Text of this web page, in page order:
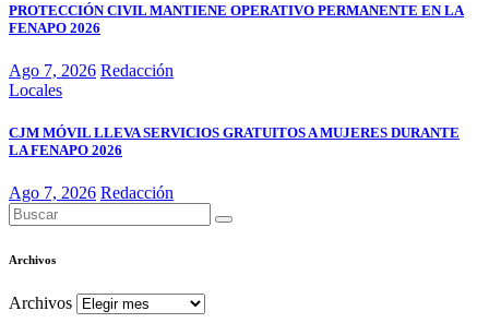
PROTECCIÓN CIVIL MANTIENE OPERATIVO PERMANENTE EN LA
FENAPO 2026
Ago 7, 2026 Redacción
Locales
CJM MÓVIL LLEVA SERVICIOS GRATUITOS A MUJERES DURANTE
LA FENAPO 2026
Ago 7, 2026 Redacción
Archivos
Archivos